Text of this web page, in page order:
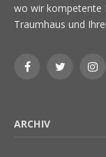
wo wir kompetente
Traumhaus und
FacebookTwitter
ARCHIV